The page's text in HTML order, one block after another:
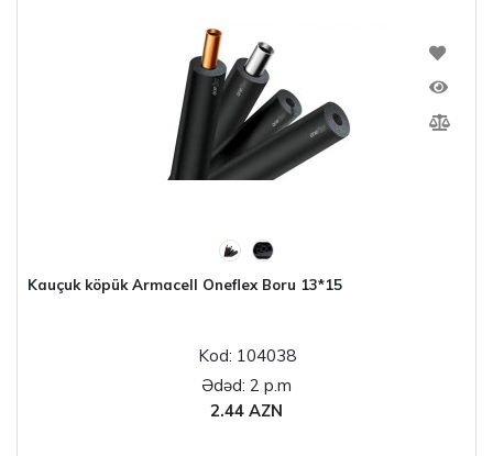
Kauçuk köpük Armacell Oneflex Boru 13*15
Kod: 104038
Ədəd: 2 p.m
2.44 AZN